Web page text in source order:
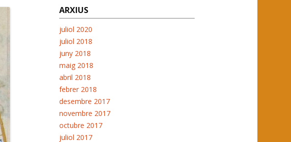
ARXIUS
juliol 2020
juliol 2018
juny 2018
maig 2018
abril 2018
febrer 2018
desembre 2017
novembre 2017
octubre 2017
juliol 2017